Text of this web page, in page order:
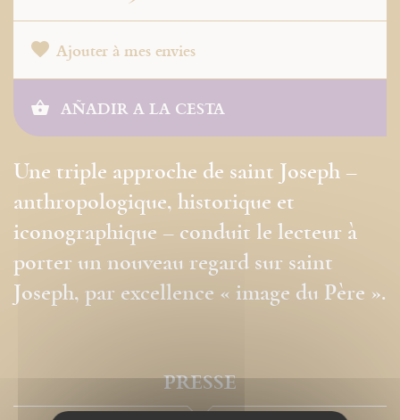
Ajouter à mes envies
AÑADIR A LA CESTA
Une triple approche de saint Joseph –
anthropologique, historique et
iconographique – conduit le lecteur à
porter un nouveau regard sur saint
Joseph, par excellence « image du Père ».
PRESSE